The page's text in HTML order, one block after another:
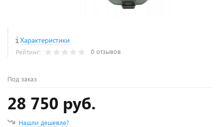
Характеристики
Рейтинг: 0 отзывов
Под заказ
28 750 руб.
Нашли дешевле?